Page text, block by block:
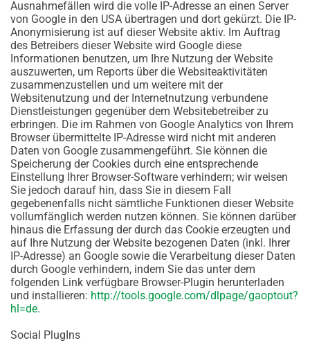
Ausnahmefällen wird die volle IP-Adresse an einen Server
von Google in den USA übertragen und dort gekürzt. Die IP-
Anonymisierung ist auf dieser Website aktiv. Im Auftrag
des Betreibers dieser Website wird Google diese
Informationen benutzen, um Ihre Nutzung der Website
auszuwerten, um Reports über die Websiteaktivitäten
zusammenzustellen und um weitere mit der
Websitenutzung und der Internetnutzung verbundene
Dienstleistungen gegenüber dem Websitebetreiber zu
erbringen. Die im Rahmen von Google Analytics von Ihrem
Browser übermittelte IP-Adresse wird nicht mit anderen
Daten von Google zusammengeführt. Sie können die
Speicherung der Cookies durch eine entsprechende
Einstellung Ihrer Browser-Software verhindern; wir weisen
Sie jedoch darauf hin, dass Sie in diesem Fall
gegebenenfalls nicht sämtliche Funktionen dieser Website
vollumfänglich werden nutzen können. Sie können darüber
hinaus die Erfassung der durch das Cookie erzeugten und
auf Ihre Nutzung der Website bezogenen Daten (inkl. Ihrer
IP-Adresse) an Google sowie die Verarbeitung dieser Daten
durch Google verhindern, indem Sie das unter dem
folgenden Link verfügbare Browser-Plugin herunterladen
und installieren: http://tools.google.com/dlpage/gaoptout?
hl=de.
Social PlugIns